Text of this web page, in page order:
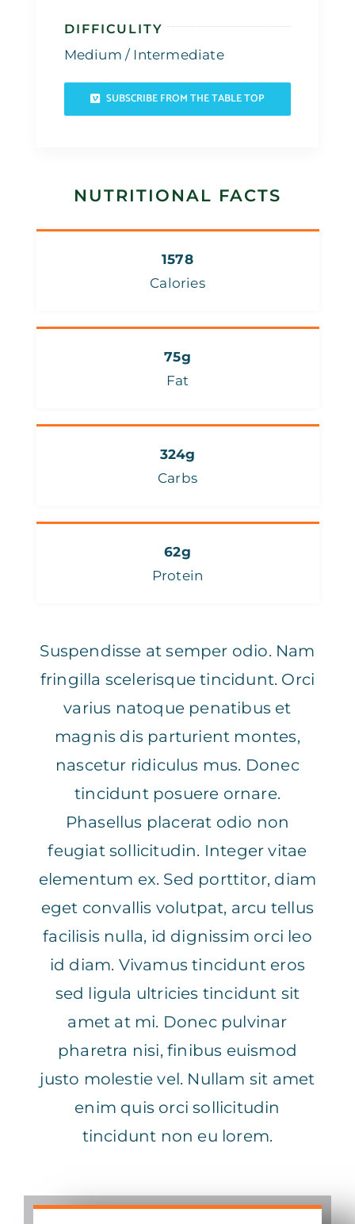
DIFFICULITY
Medium / Intermediate
SUBSCRIBE FROM THE TABLE TOP
NUTRITIONAL FACTS
1578
Calories
75g
Fat
324g
Carbs
62g
Protein
Suspendisse at semper odio. Nam
fringilla scelerisque tincidunt. Orci
varius natoque penatibus et
magnis dis parturient montes,
nascetur ridiculus mus. Donec
tincidunt posuere ornare.
Phasellus placerat odio non
feugiat sollicitudin. Integer vitae
elementum ex. Sed porttitor, diam
eget convallis volutpat, arcu tellus
facilisis nulla, id dignissim orci leo
id diam. Vivamus tincidunt eros
sed ligula ultricies tincidunt sit
amet at mi. Donec pulvinar
pharetra nisi, finibus euismod
justo molestie vel. Nullam sit amet
enim quis orci sollicitudin
tincidunt non eu lorem.